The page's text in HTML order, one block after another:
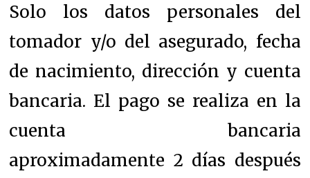
Solo los datos personales del
tomador y/o del asegurado, fecha
de nacimiento, dirección y cuenta
bancaria. El pago se realiza en la
cuenta bancaria
aproximadamente 2 días después